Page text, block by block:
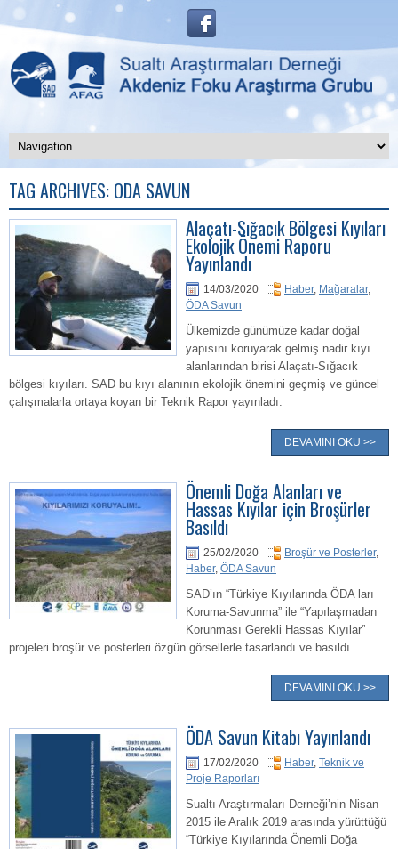
TAG ARCHIVES: ÖDA SAVUN
Alaçatı-Sığacık Bölgesi Kıyıları
Ekolojik Önemi Raporu
Yayınlandı
14/03/2020 Haber, Mağaralar,
ÖDA Savun
Ülkemizde günümüze kadar doğal
yapısını koruyarak gelmiş nadir kıyı
alanlarından birisi Alaçatı-Sığacık
bölgesi kıyıları. SAD bu kıyı alanının ekolojik önemini geçmiş ve güncel
çalışmalarla ortaya koyan bir Teknik Rapor yayınladı.
DEVAMINI OKU >>
Önemli Doğa Alanları ve
Hassas Kıyılar için Broşürler
Basıldı
25/02/2020 Broşür ve Posterler,
Haber, ÖDA Savun
SAD’ın “Türkiye Kıyılarında ÖDA ları
Koruma-Savunma” ile “Yapılaşmadan
Korunması Gerekli Hassas Kıyılar”
projeleri broşür ve posterleri özgün görsellerle tasarlandı ve basıldı.
DEVAMINI OKU >>
ÖDA Savun Kitabı Yayınlandı
17/02/2020 Haber, Teknik ve
Proje Raporları
Sualtı Araştırmaları Derneği’nin Nisan
2015 ile Aralık 2019 arasında yürüttüğü
“Türkiye Kıyılarında Önemli Doğa